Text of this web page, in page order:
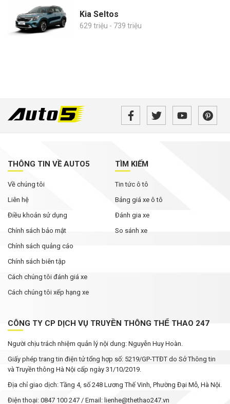
Kia Seltos
629 triệu - 739 triệu
THÔNG TIN VỀ AUTO5
Về chúng tôi
Liên hệ
Điều khoản sử dụng
Chính sách bảo mật
Chính sách quảng cáo
Chính sách biên tập
Cách chúng tôi đánh giá xe
Cách chúng tôi xếp hạng xe
TÌM KIẾM
Tin tức ô tô
Bảng giá xe ô tô
Đánh gia xe
So sánh xe
CÔNG TY CP DỊCH VỤ TRUYỀN THÔNG THỂ THAO 247
Người chịu trách nhiệm quản lý nội dung: Nguyễn Huy Hoàn.
Giấy phép trang tin điện tử tổng hợp số: 5219/GP-TTĐT do Sở Thông tin
và Truyền thông Hà Nội cấp ngày 31/10/2019.
Địa chỉ giao dịch: Tầng 4, số 248 Lương Thế Vinh, Phường Đại Mỗ, Hà Nội.
Điện thoại: 0847 100 247 / Email: lienhe@thethao247.vn